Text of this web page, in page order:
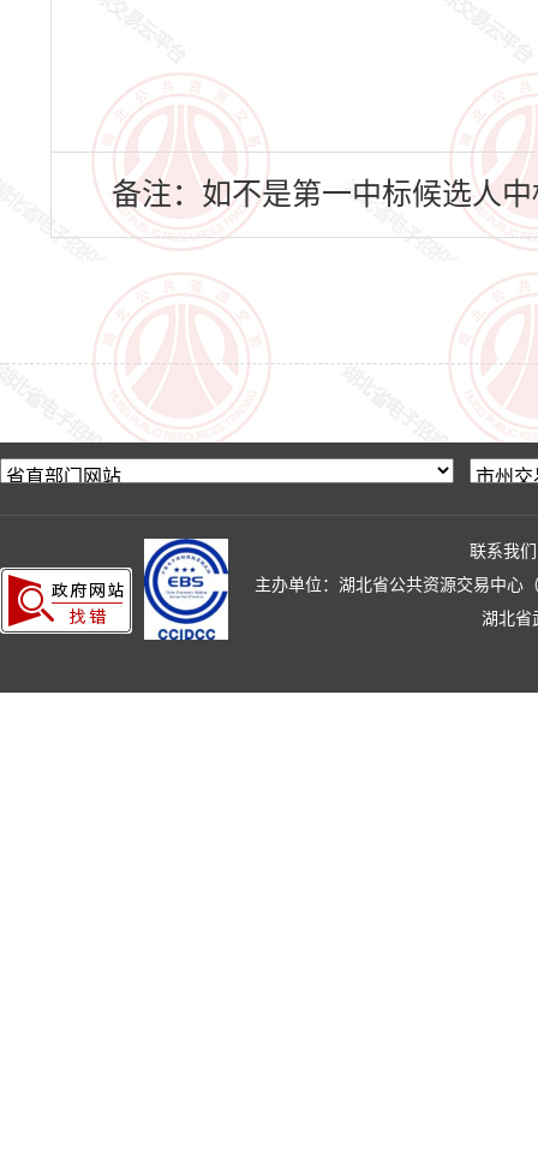
备注：如不是第一中标候选人中
联系我们
主办单位：湖北省公共资源交易中心
湖北省